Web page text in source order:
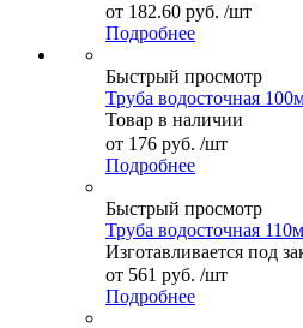
от 182.60 руб. /шт
Подробнее
Быстрый просмотр
Труба водосточная
Товар в наличии
от 176 руб. /шт
Подробнее
Быстрый просмотр
Труба водосточная
Изготавливается под
от 561 руб. /шт
Подробнее